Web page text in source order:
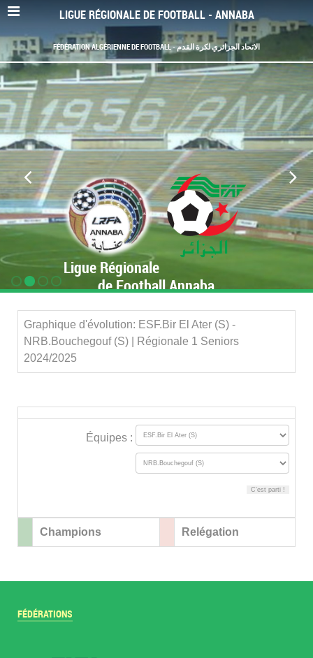
LIGUE RÉGIONALE DE FOOTBALL - ANNABA
FÉDÉRATION ALGÉRIENNE DE FOOTBALL - الاتحاد الجزائري لكرة القدم
Ligue Régionale
de Football Annaba
Graphique d'évolution: ESF.Bir El Ater (S) -
NRB.Bouchegouf (S) | Régionale 1 Seniors
2024/2025
Équipes :
Champions Relégation
FÉDÉRATIONS